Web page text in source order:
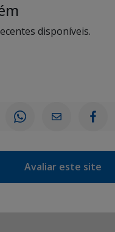
disponíveis.
Avaliar este site